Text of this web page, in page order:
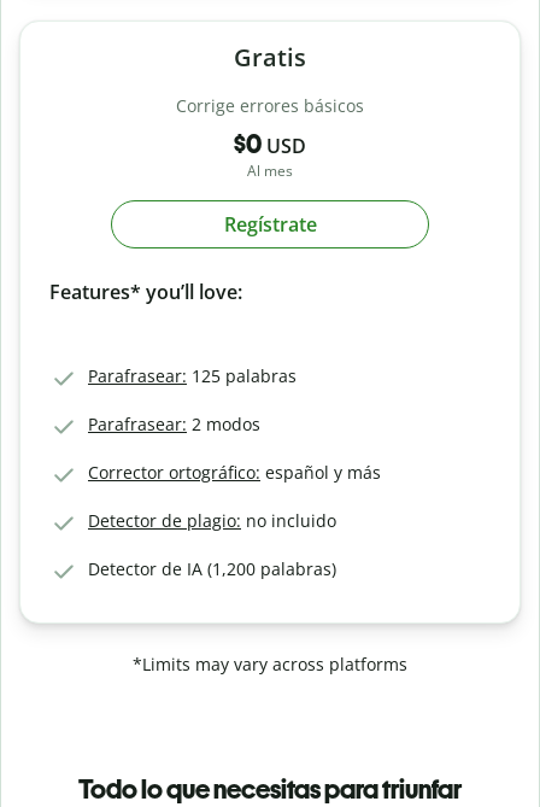
Gratis
Corrige errores básicos
$0 USD
Al mes
Regístrate
Features* you’ll love:
Parafrasear: 125 palabras
Parafrasear: 2 modos
Corrector ortográfico: español y más
Detector de plagio: no incluido
Detector de IA (1,200 palabras)
*Limits may vary across platforms
Todo lo que necesitas para triunfar